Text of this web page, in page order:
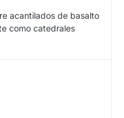
acantilados de basalto
como catedrales